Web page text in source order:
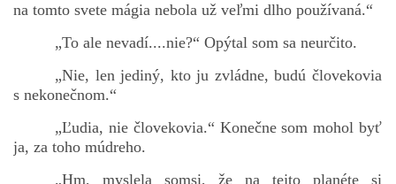
na tomto svete mágia nebola už veľmi dlho používaná.“
„To ale nevadí....nie?“ Opýtal som sa neurčito.
„Nie, len jediný, kto ju zvládne, budú človekovia
s nekonečnom.“
„Ľudia, nie človekovia.“ Konečne som mohol byť
ja, za toho múdreho.
„Hm, myslela somsi, že na tejto planéte si